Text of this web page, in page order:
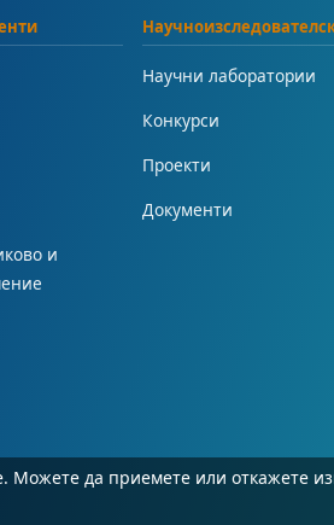
и
Научни лаборатории
Конкурси
Проекти
Документи
Можете да приемете или откажете